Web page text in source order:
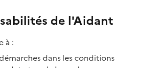
de l'Aidant
à :
dans les conditions